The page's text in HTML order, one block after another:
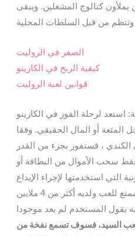
يملأون كتالوج المشغلين. ويبقى
الصفر في الروليت
كيفية الربح في الكازينو
قوانين لعبة الروليت
استعد لرحلة الفوز في الكازينو
المتعة أو المال الحقيقي. وفقا
سحب الأموال من البطاقة أو
هذا التطبيق ممتع للعب ولديه أكثر من 4 ملايين
السيد، فسوف تسمع نفخة من